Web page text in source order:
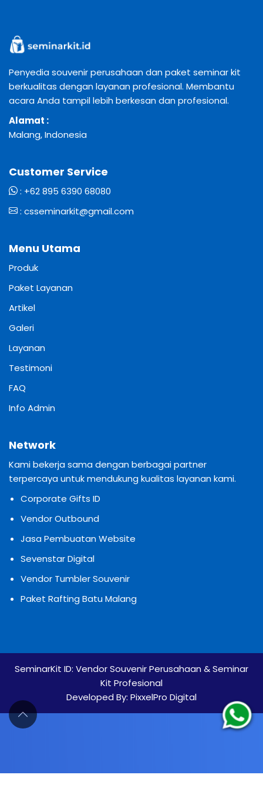
Penyedia souvenir perusahaan dan paket seminar kit
berkualitas dengan layanan profesional. Membantu
acara Anda tampil lebih berkesan dan profesional.
Alamat :
Malang, Indonesia
Customer Service
: +62 895 6390 68080
: csseminarkit@gmail.com
Menu Utama
Produk
Paket Layanan
Artikel
Galeri
Layanan
Testimoni
FAQ
Info Admin
Network
Kami bekerja sama dengan berbagai partner
terpercaya untuk mendukung kualitas layanan kami.
Corporate Gifts ID
Vendor Outbound
Jasa Pembuatan Website
Sevenstar Digital
Vendor Tumbler Souvenir
Paket Rafting Batu Malang
SeminarKit ID: Vendor Souvenir Perusahaan & Seminar
Kit Profesional
Developed By: PixxelPro Digital